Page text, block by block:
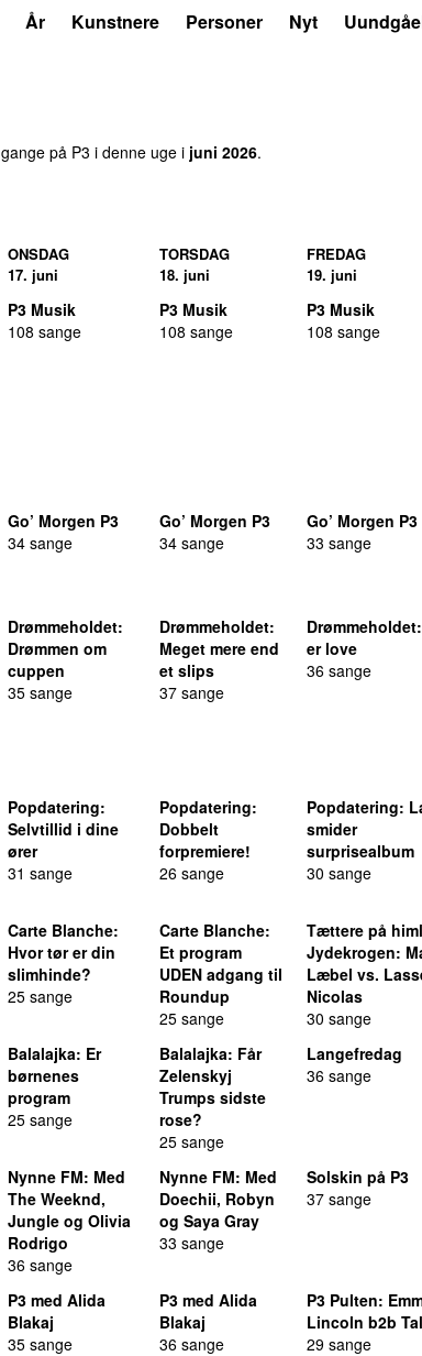
År Kunstnere Personer Nyt
gange på P3 i denne uge i juni 2026.
ONSDAG
17. juni
TORSDAG
18. juni
FREDAG
19. juni
P3 Musik
108 sange
P3 Musik
108 sange
P3 Musik
108 sange
Go’ Morgen P3
34 sange
Go’ Morgen P3
34 sange
Go’ Morgen P3
33 sange
Drømmeholdet:
Drømmen om
cuppen
35 sange
Drømmeholdet:
Meget mere end
et slips
37 sange
Drømmeholdet
er love
36 sange
Popdatering:
Selvtillid i dine
ører
31 sange
Popdatering:
Dobbelt
forpremiere!
26 sange
Popdatering:
smider
surprisealbum
30 sange
Carte Blanche:
Hvor tør er din
slimhinde?
25 sange
Carte Blanche:
Et program
UDEN adgang til
Roundup
25 sange
Tættere på
Jydekrogen:
Læbel vs.
Nicolas
30 sange
Balalajka: Er
børnenes
program
25 sange
Balalajka: Får
Zelenskyj
Trumps sidste
rose?
25 sange
Langefredag
36 sange
Nynne FM: Med
The Weeknd,
Jungle og Olivia
Rodrigo
36 sange
Nynne FM: Med
Doechii, Robyn
og Saya Gray
33 sange
Solskin på P3
37 sange
P3 med Alida
Blakaj
35 sange
P3 med Alida
Blakaj
36 sange
P3 Pulten:
Lincoln b2b
29 sange